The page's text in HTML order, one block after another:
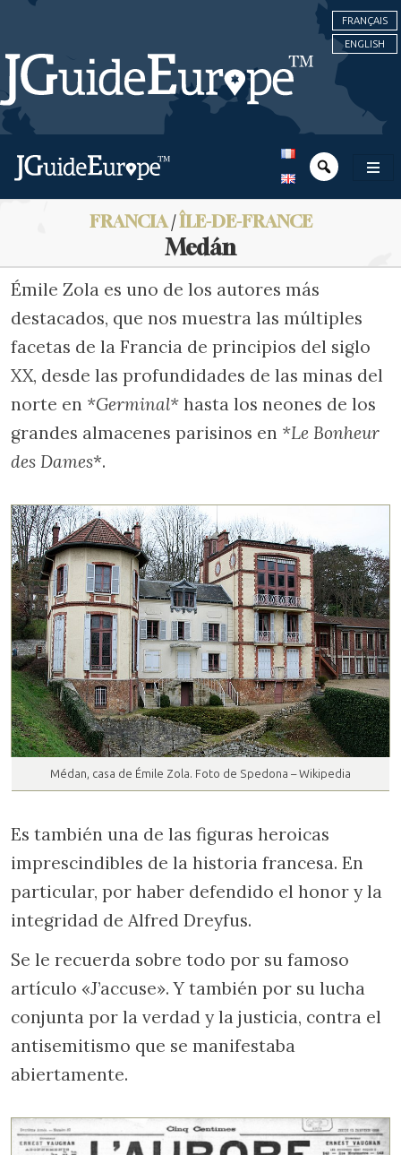
FRANÇAIS
ENGLISH
FRANCIA/ÎLE-DE-FRANCE
Medán
Émile Zola es uno de los autores más
destacados, que nos muestra las múltiples
facetas de la Francia de principios del siglo
XX, desde las profundidades de las minas del
norte en *Germinal* hasta los neones de los
grandes almacenes parisinos en *Le Bonheur
des Dames*.
Médan, casa de Émile Zola. Foto de Spedona – Wikipedia
Es también una de las figuras heroicas
imprescindibles de la historia francesa. En
particular, por haber defendido el honor y la
integridad de Alfred Dreyfus.
Se le recuerda sobre todo por su famoso
artículo «J’accuse». Y también por su lucha
conjunta por la verdad y la justicia, contra el
antisemitismo que se manifestaba
abiertamente.